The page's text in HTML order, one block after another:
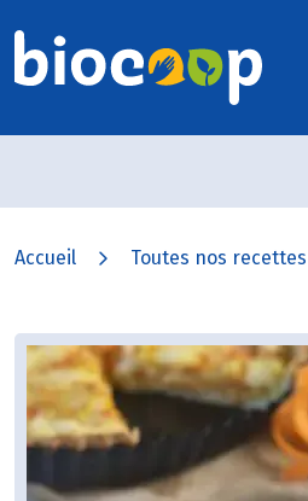
Accueil Toutes nos recettes